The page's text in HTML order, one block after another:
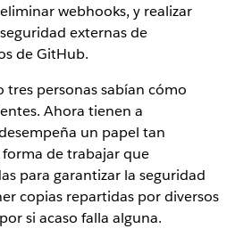
webhooks, y realizar
externas de
de GitHub.
tres personas sabían cómo
Ahora tienen a
un papel tan
de trabajar que
para garantizar la seguridad
copias repartidas por diversos
si acaso falla alguna.